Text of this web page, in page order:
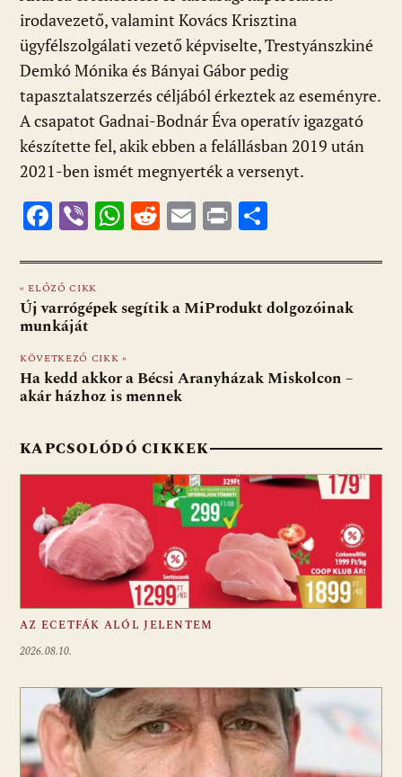
irodavezető, valamint Kovács Krisztina
ügyfélszolgálati vezető képviselte, Trestyánszkiné
Demkó Mónika és Bányai Gábor pedig
tapasztalatszerzés céljából érkeztek az eseményre.
A csapatot Gadnai-Bodnár Éva operatív igazgató
készítette fel, akik ebben a felállásban 2019 után
2021-ben ismét megnyerték a versenyt.
F
e
b
o
o
k
Vi
er
W
at
s
p
p
R
d
di
E
ai
l
Pr
t za
m
« ELŐZŐ CIKK
Új varrógépek segítik a MiProdukt dolgozóinak
munkáját
KÖVETKEZŐ CIKK »
Ha kedd akkor a Bécsi Aranyházak Miskolcon –
akár házhoz is mennek
KAPCSOLÓDÓ CIKKEK
AZ ECETFÁK ALÓL JELENTEM
2026.08.10.